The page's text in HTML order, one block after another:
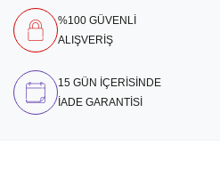
%100 GÜVENLİ
ALIŞVERİŞ
15 GÜN İÇERİSİNDE
İADE GARANTİSİ